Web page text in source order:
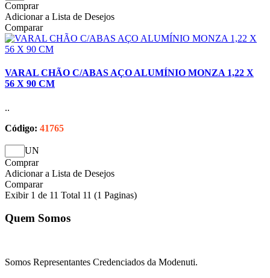
Comprar
Adicionar a Lista de Desejos
Comparar
VARAL CHÃO C/ABAS AÇO ALUMÍNIO MONZA 1,22 X
56 X 90 CM
..
Código: 41765
UN
Comprar
Adicionar a Lista de Desejos
Comparar
Exibir 1 de 11 Total 11 (1 Paginas)
Quem Somos
Somos Representantes Credenciados da Modenuti.